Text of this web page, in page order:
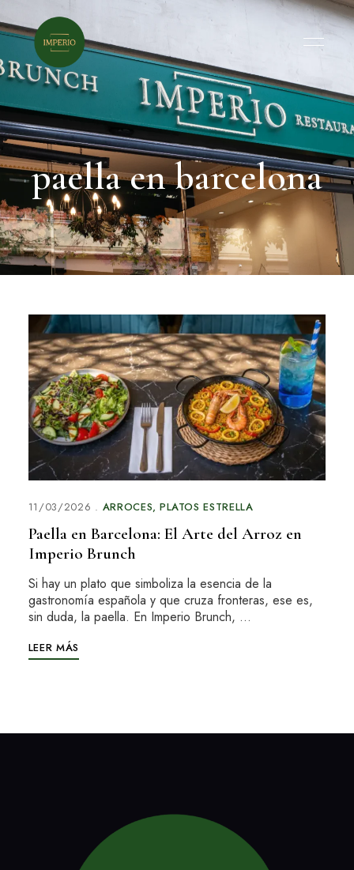
paella en barcelona
11/03/2026 ARROCES PLATOS ESTRELLA
Paella en Barcelona: El Arte del Arroz en
Imperio Brunch
Si hay un plato que simboliza la esencia de la
gastronomía española y que cruza fronteras, ese es,
sin duda, la paella. En Imperio Brunch, …
LEER MÁS